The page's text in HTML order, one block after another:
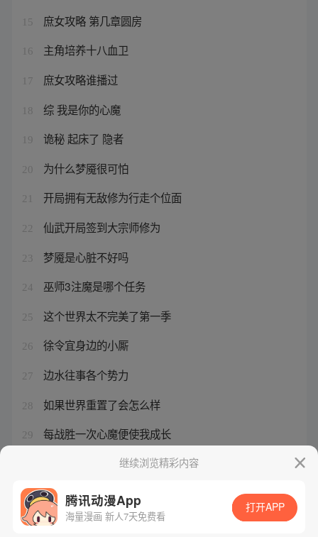
15 庶女攻略 第几章圆房
16 主角培养十八血卫
17 庶女攻略谁播过
18 综 我是你的心魔
19 诡秘 起床了 隐者
20 为什么梦魇很可怕
21 开局拥有无敌修为行走个位面
22 仙武开局签到大宗师修为
23 梦魇是心脏不好吗
24 巫师3注魔是哪个任务
25 这个世界太不完美了第一季
26 徐令宜身边的小厮
27 边水往事各个势力
28 如果世界重置了会怎么样
29 每战胜一次心魔便使我成长
藏文化去除心魔的法宝继续浏览精彩内容
腾讯动漫App
海量漫画 新人7天免费看
打开APP